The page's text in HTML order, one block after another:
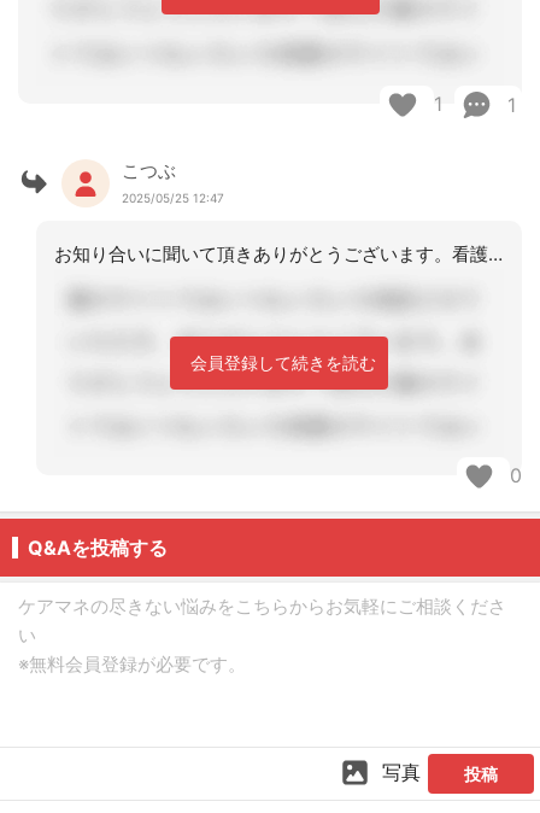
1 1
こつぶ
2025/05/25 12:47
お知り合いに聞いて頂きありがとうございます。看護師が作成している施設も多そうです
会員登録して続きを読む
0
Q&Aを投稿する
写真 投稿